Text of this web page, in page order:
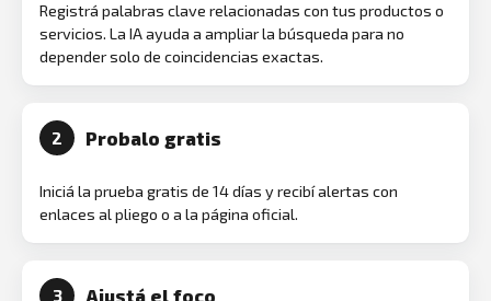
Registrá palabras clave relacionadas con tus productos o
servicios. La IA ayuda a ampliar la búsqueda para no
depender solo de coincidencias exactas.
2 Probalo gratis
Iniciá la prueba gratis de 14 días y recibí alertas con
enlaces al pliego o a la página oficial.
3 Ajustá el foco